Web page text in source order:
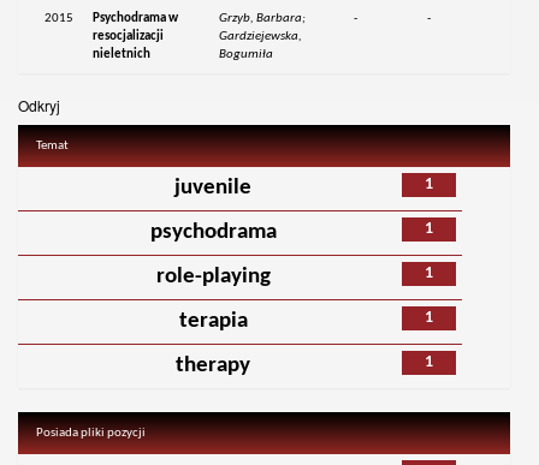
2015
Psychodrama w
resocjalizacji
nieletnich
Grzyb, Barbara;
Gardziejewska,
Bogumiła
- -
Odkryj
Temat
1
juvenile
1
psychodrama
1
role-playing
1
terapia
1
therapy
Posiada pliki pozycji